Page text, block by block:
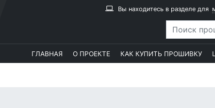
Вы находитесь в разделе для
ГЛАВНАЯ О ПРОЕКТЕ КАК КУПИТЬ ПРОШИВКУ